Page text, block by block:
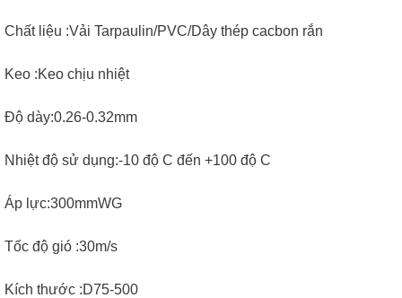
Chất liệu :Vải Tarpaulin/PVC/Dây thép cacbon rắn
Keo :Keo chịu nhiệt
Độ dày:0.26-0.32mm
Nhiệt độ sử dụng:-10 độ C đến +100 độ C
Áp lực:300mmWG
Tốc độ gió :30m/s
Kích thước :D75-500